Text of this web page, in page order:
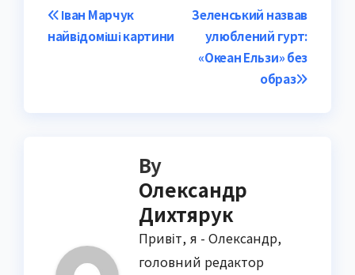
Post
navigation
Зеленський назвав
улюблений гурт:
«Океан Ельзи» без
образ
Іван Марчук
найвідоміші картини
By
Олександр
Дихтярук
Привіт, я - Олександр,
головний редактор